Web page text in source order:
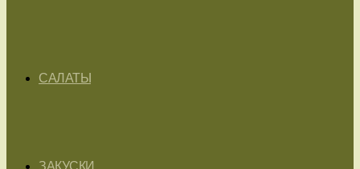
САЛАТЫ
ЗАКУСКИ